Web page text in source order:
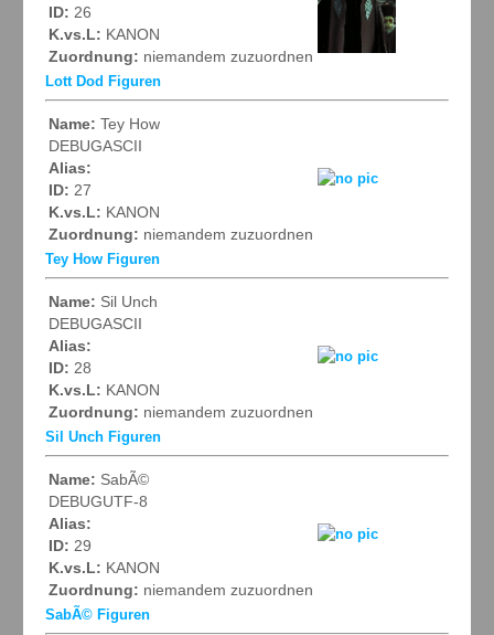
ID: 26
K.vs.L: KANON
Zuordnung: niemandem zuzuordnen
Lott Dod Figuren
Name: Tey How
DEBUGASCII
Alias:
ID: 27
K.vs.L: KANON
Zuordnung: niemandem zuzuordnen
Tey How Figuren
Name: Sil Unch
DEBUGASCII
Alias:
ID: 28
K.vs.L: KANON
Zuordnung: niemandem zuzuordnen
Sil Unch Figuren
Name: SabÃ©
DEBUGUTF-8
Alias:
ID: 29
K.vs.L: KANON
Zuordnung: niemandem zuzuordnen
SabÃ© Figuren